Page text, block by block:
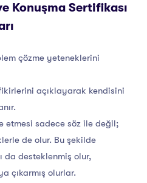
Konuşma Sertifikası
çözme yeteneklerini
açıklayarak kendisini
etmesi sadece söz ile değil;
de olur. Bu şekilde
da desteklenmiş olur,
çıkarmış olurlar.